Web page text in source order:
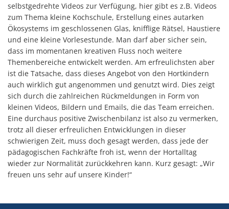
selbstgedrehte Videos zur Verfügung, hier gibt es z.B. Videos
zum Thema kleine Kochschule, Erstellung eines autarken
Ökosystems im geschlossenen Glas, knifflige Rätsel, Haustiere
und eine kleine Vorlesestunde. Man darf aber sicher sein,
dass im momentanen kreativen Fluss noch weitere
Themenbereiche entwickelt werden. Am erfreulichsten aber
ist die Tatsache, dass dieses Angebot von den Hortkindern
auch wirklich gut angenommen und genutzt wird. Dies zeigt
sich durch die zahlreichen Rückmeldungen in Form von
kleinen Videos, Bildern und Emails, die das Team erreichen.
Eine durchaus positive Zwischenbilanz ist also zu vermerken,
trotz all dieser erfreulichen Entwicklungen in dieser
schwierigen Zeit, muss doch gesagt werden, dass jede der
pädagogischen Fachkräfte froh ist, wenn der Hortalltag
wieder zur Normalität zurückkehren kann. Kurz gesagt: „Wir
freuen uns sehr auf unsere Kinder!“